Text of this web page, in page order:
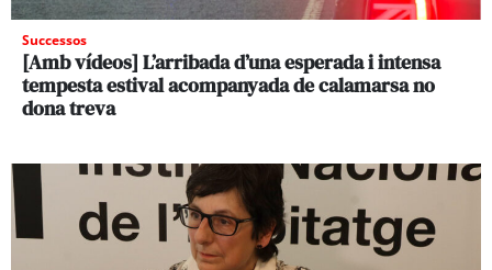
Successos
[Amb vídeos] L’arribada d’una esperada i intensa
tempesta estival acompanyada de calamarsa no
dona treva